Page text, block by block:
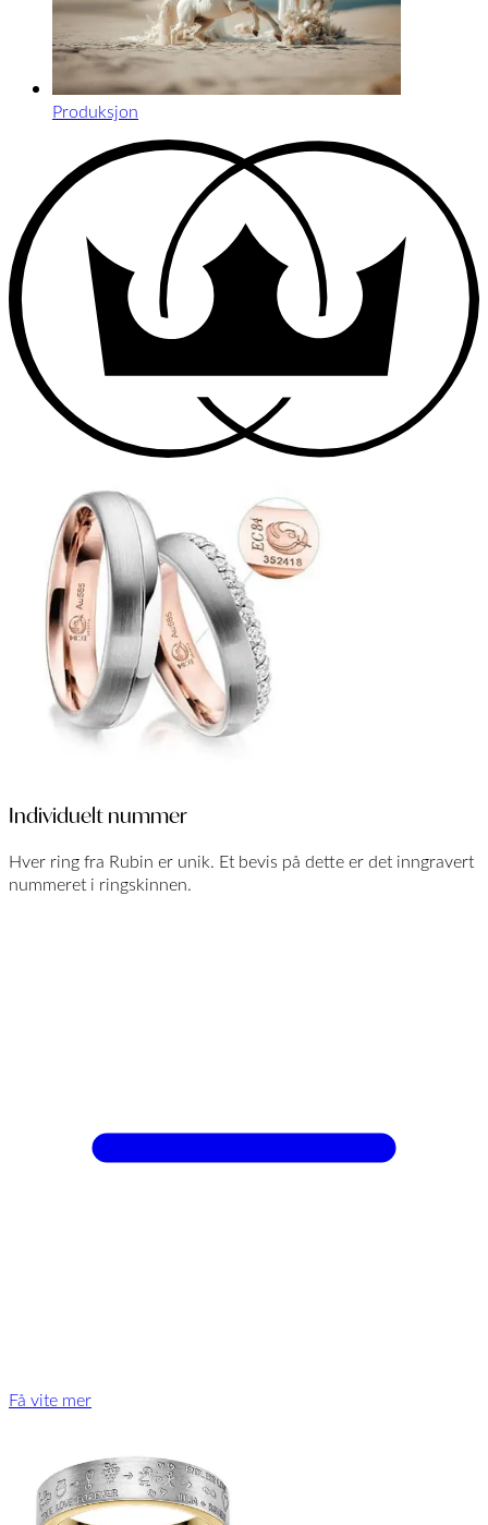
Produksjon
Individuelt nummer
Hver ring fra Rubin er unik. Et bevis på dette er det inngravert
nummeret i ringskinnen.
Få vite mer